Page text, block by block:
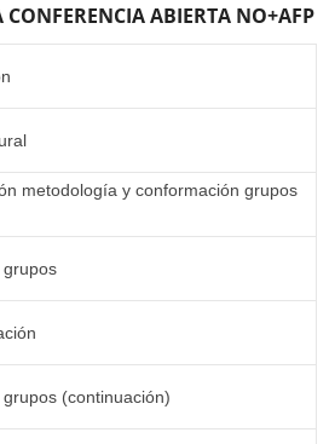
ABIERTA NO+AFP
metodología y conformación grupos
grupos
(continuación)